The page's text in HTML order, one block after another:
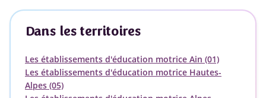
Dans les territoires
Les établissements d'éducation motrice Ain (01)
Les établissements d'éducation motrice Hautes-
Alpes (05)